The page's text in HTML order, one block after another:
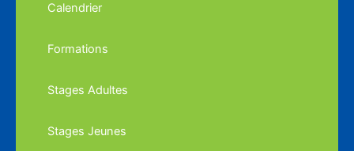
Calendrier
Formations
Stages Adultes
Stages Jeunes